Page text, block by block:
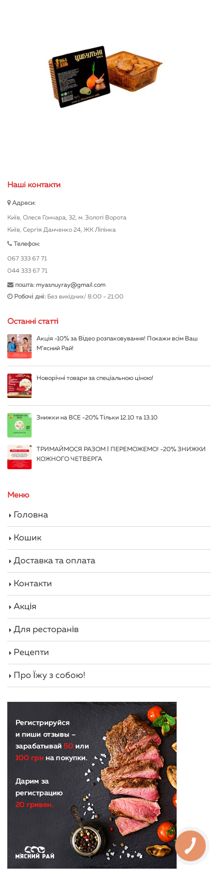
Нашi контакти
Адреси:
Київ, Олеся Гончара, 32, м. Золоті Ворота
Київ, Сергія Данченко 24, ЖК Ліпінка
Телефон:
067 333 67 71
044 333 67 71
пошта: myasnuyray@gmail.com
Робочі дні: Без вихідних/ 8:00 - 21:00
Останні статті
Акція -10% за Відео розпаковування! Покажи всім Ваш
М’ясний Рай!
Новорічні товари за спеціальною ціною!
Знижки на ВСЕ -20% Тільки 12.10 та 13.10
ТРИМАЙМОСЯ РАЗОМ І ПЕРЕМОЖЕМО! -20% ЗНИЖКИ
КОЖНОГО ЧЕТВЕРГА
Меню
Головна
Кошик
Доставка та оплата
Контакти
Акція
Для ресторанів
Рецепти
Про Їжу з собою!
КНОПКА
ЗВ'ЯЗКУ